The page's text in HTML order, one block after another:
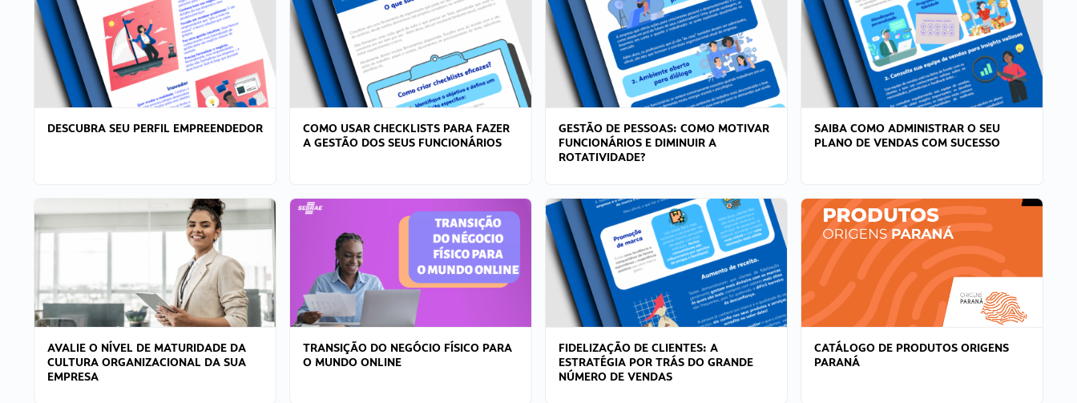
DESCUBRA SEU PERFIL EMPREENDEDOR
COMO USAR CHECKLISTS PARA FAZER
A GESTÃO DOS SEUS FUNCIONÁRIOS
GESTÃO DE PESSOAS: COMO MOTIVAR
FUNCIONÁRIOS E DIMINUIR A
ROTATIVIDADE?
SAIBA COMO ADMINISTRAR O SEU
PLANO DE VENDAS COM SUCESSO
AVALIE O NÍVEL DE MATURIDADE DA
CULTURA ORGANIZACIONAL DA SUA
EMPRESA
TRANSIÇÃO DO NEGÓCIO FÍSICO PARA
O MUNDO ONLINE
FIDELIZAÇÃO DE CLIENTES: A
ESTRATÉGIA POR TRÁS DO GRANDE
NÚMERO DE VENDAS
CATÁLOGO DE PRODUTOS ORIGENS
PARANÁ